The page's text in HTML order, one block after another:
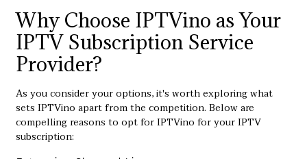
Why Choose IPTVino as Your
IPTV Subscription Service
Provider?
As you consider your options, it's worth exploring what
sets IPTVino apart from the competition. Below are
compelling reasons to opt for IPTVino for your IPTV
subscription: